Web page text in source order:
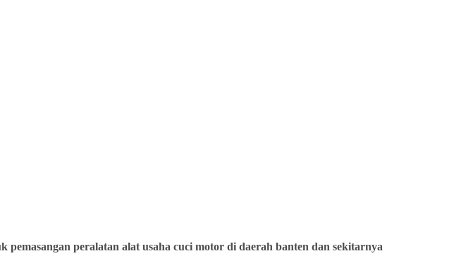
pemasangan peralatan alat usaha cuci motor di daerah banten dan sekitarnya